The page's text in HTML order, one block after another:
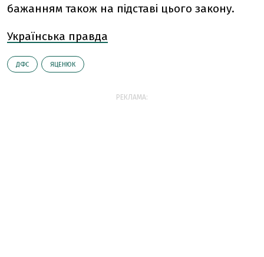
бажанням також на підставі цього закону.
Українська правда
ДФС ЯЦЕНЮК
РЕКЛАМА: